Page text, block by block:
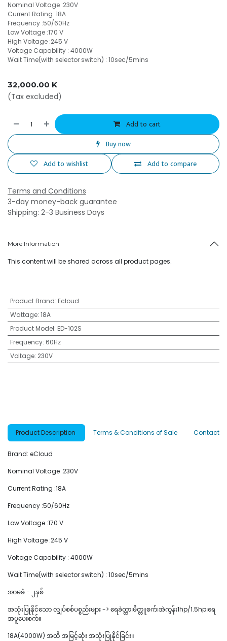
Nominal Voltage :230V
Current Rating :18A
Frequency :50/60Hz
Low Voltage :170 V
High Voltage :245 V
Voltage Capability : 4000W
Wait Time(with selector switch) : 10sec/5mins
32,000.00 K
(Tax excluded)
Add to cart
Buy now
Add to compare
Add to wishlist
Terms and Conditions
3-day money-back guarantee
Shipping: 2-3 Business Days
More Information
This content will be shared across all product pages.
Product Brand: Ecloud
Wattage: 18A
Product Model: ED-102S
Frequency: 60Hz
Voltage: 230V
Product Description Terms & Conditions of Sale Contact
Brand: eCloud
Nominal Voltage :230V
Current Rating :18A
Frequency :50/60Hz
Low Voltage :170 V
High Voltage :245 V
Voltage Capability : 4000W
Wait Time(with selector switch) : 10sec/5mins
အာမခံ - ၂နှစ်
အသုံးပြုနိုင်သော လျှပ်စစ်ပစ္စည်းများ -> ရေခဲတ္တာ၊မိတ္တူစက်၊အဲကွန်း1hp/1.5hp၊ရေ
အပူပေးစက်။
18A(4000W) အထိ အမြင့်ဆုံး အသုံးပြုနိုင်ခြင်း။